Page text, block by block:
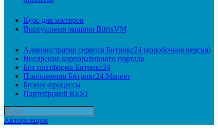
Курс для хостеров
Виртуальная машина BitrixVM
Администратор сервиса Битрикс24 (коробочная версия)
Внедрение корпоративного портала
Бот платформа Битрикс24
Приложения Битрикс24.Маркет
Бизнес-процессы
Партнёрский REST
Авторизация